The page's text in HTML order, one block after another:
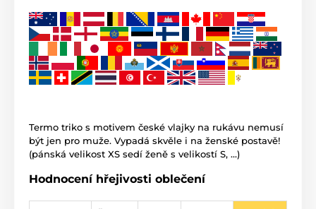
Termo triko s motivem české vlajky na rukávu nemusí
být jen pro muže. Vypadá skvěle i na ženské postavě!
(pánská velikost XS sedí ženě s velikostí S, ...)
Hodnocení hřejivosti oblečení